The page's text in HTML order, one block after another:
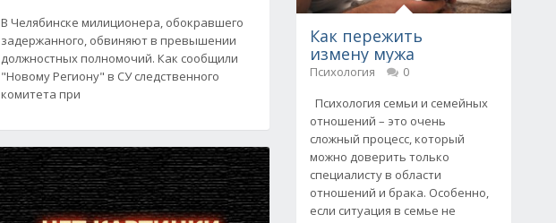
В Челябинске милиционера, обокравшего
задержанного, обвиняют в превышении
должностных полномочий. Как сообщили
"Новому Региону" в СУ следственного
комитета при
Как пережить
измену мужа
Психология
0
Психология семьи и семейных
отношений – это очень
сложный процесс, который
можно доверить только
специалисту в области
отношений и брака. Особенно,
если ситуация в семье не